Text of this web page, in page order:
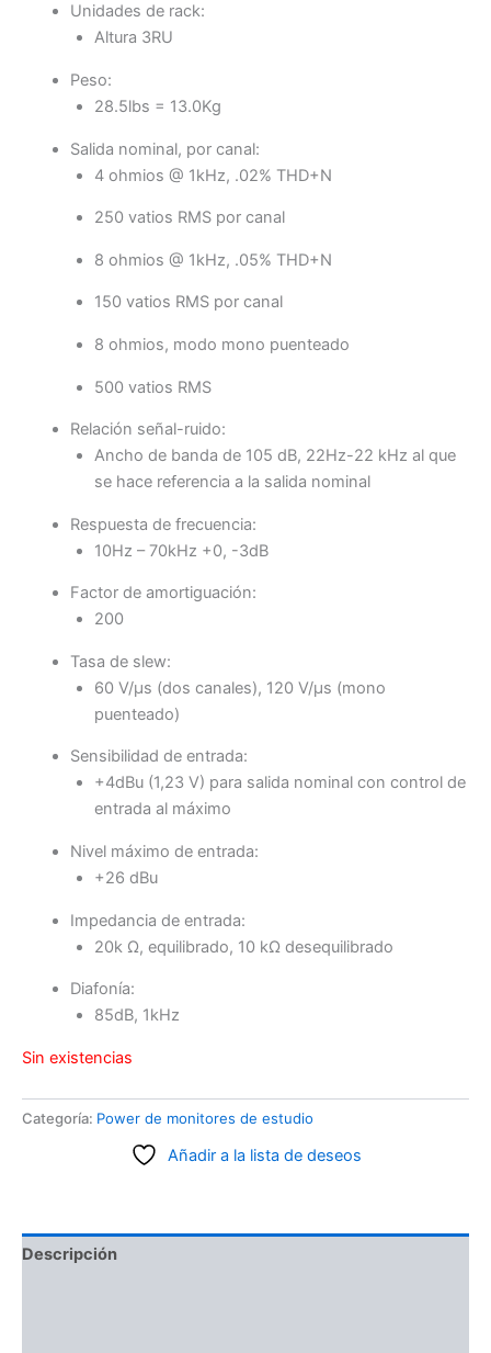
Unidades de rack:
Altura 3RU
Peso:
28.5lbs = 13.0Kg
Salida nominal, por canal:
4 ohmios @ 1kHz, .02% THD+N
250 vatios RMS por canal
8 ohmios @ 1kHz, .05% THD+N
150 vatios RMS por canal
8 ohmios, modo mono puenteado
500 vatios RMS
Relación señal-ruido:
Ancho de banda de 105 dB, 22Hz-22 kHz al que
se hace referencia a la salida nominal
Respuesta de frecuencia:
10Hz – 70kHz +0, -3dB
Factor de amortiguación:
200
Tasa de slew:
60 V/μs (dos canales), 120 V/μs (mono
puenteado)
Sensibilidad de entrada:
+4dBu (1,23 V) para salida nominal con control de
entrada al máximo
Nivel máximo de entrada:
+26 dBu
Impedancia de entrada:
20k Ω, equilibrado, 10 kΩ desequilibrado
Diafonía:
85dB, 1kHz
Sin existencias
Categoría: Power de monitores de estudio
Añadir a la lista de deseos
Descripción